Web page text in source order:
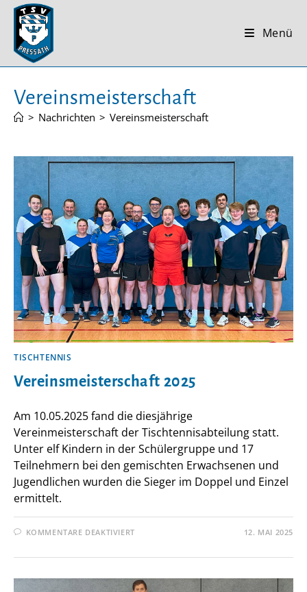
Zum
Inhalt
springen
Menü
Vereinsmeisterschaft
> Nachrichten > Vereinsmeisterschaft
TISCHTENNIS
Vereinsmeisterschaft 2025
Am 10.05.2025 fand die diesjährige
Vereinmeisterschaft der Tischtennisabteilung statt.
Unter elf Kindern in der Schülergruppe und 17
Teilnehmern bei den gemischten Erwachsenen und
Jugendlichen wurden die Sieger im Doppel und Einzel
ermittelt.
KOMMENTARE DEAKTIVIERTFÜR 12. MAI 2025